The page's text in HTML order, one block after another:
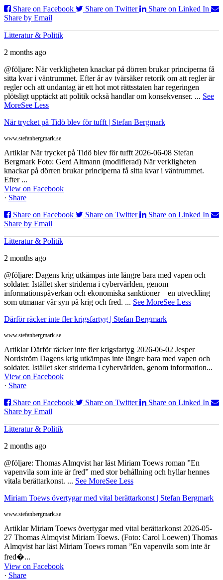
Share on Facebook Share on Twitter
Share on Linked In
Share by Email
Litteratur & Politik
2 months ago
@följare: När verkligheten knackar på dörren brukar principerna få
sitta kvar i väntrummet. Efter år av tvärsäker retorik om att regler är
regler och att undantag är ett hot mot rättsstaten har regeringen
plötsligt upptäckt att politik också handlar om konsekvenser. ... See
MoreSee Less
När trycket på Tidö blev för tufft | Stefan Bergmark
www.stefanbergmark.se
Artiklar När trycket på Tidö blev för tufft 2026-06-08 Stefan
Bergmark Foto: Gerd Altmann (modifierad) När verkligheten
knackar på dörren brukar principerna få sitta kvar i väntrummet.
Efter ...
View on Facebook
· Share
Share on Facebook
Share on Twitter
Share on Linked In
Share by Email
Litteratur & Politik
2 months ago
@följare: Dagens krig utkämpas inte längre bara med vapen och
soldater. Istället sker striderna i cybervärlden, genom
informationspåverkan och ekonomiska sanktioner – en utveckling
som utmanar vår syn på krig och fred. ... See MoreSee Less
Därför räcker inte fler krigsfartyg | Stefan Bergmark
www.stefanbergmark.se
Artiklar Därför räcker inte fler krigsfartyg 2026-06-02 Jesper
Nordström Dagens krig utkämpas inte längre bara med vapen och
soldater. Istället sker striderna i cybervärlden, genom information...
View on Facebook
· Share
Share on Facebook
Share on Twitter
Share on Linked In
Share by Email
Litteratur & Politik
2 months ago
@följare: Thomas Almqvist har läst Miriam Toews roman ”En
vapenvila som inte är fred” med stor behållning och hyllar hennes
vitala berättarkonst. ... See MoreSee Less
Miriam Toews övertygar med vital berättarkonst | Stefan Bergmark
www.stefanbergmark.se
Artiklar Miriam Toews övertygar med vital berättarkonst 2026-05-
27 Thomas Almqvist Miriam Toews. (Foto: Carol Loewen) Thomas
Almqvist har läst Miriam Toews roman ”En vapenvila som inte är
fred�...
View on Facebook
· Share